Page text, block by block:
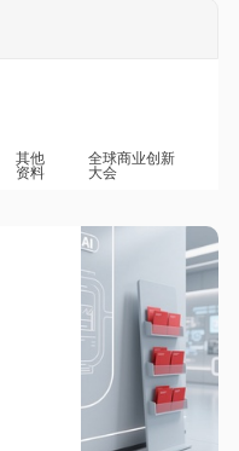
其他
资料
全球商业创新
大会